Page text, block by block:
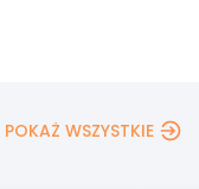
POKAŻ WSZYSTKIE